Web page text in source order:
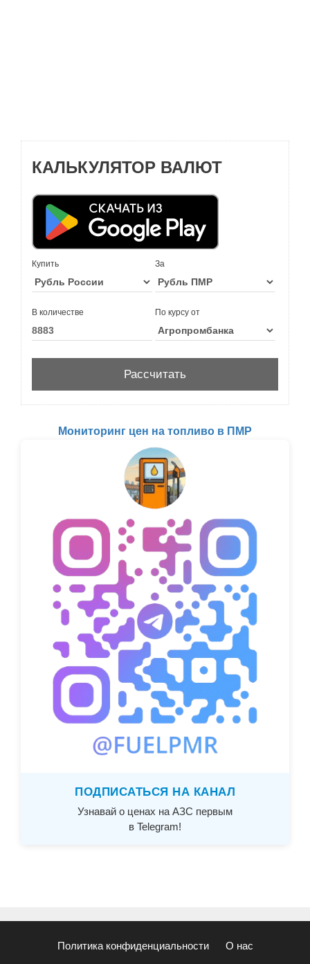
КАЛЬКУЛЯТОР ВАЛЮТ
Купить За
В количестве По курсу от
Мониторинг цен на топливо в ПМР
ПОДПИСАТЬСЯ НА КАНАЛ
Узнавай о ценах на АЗС первым
в Telegram!
Политика конфиденциальности О нас